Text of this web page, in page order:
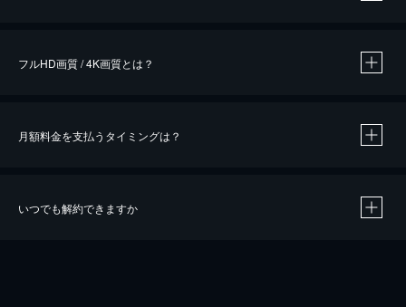
※40％ポイント還元の対象は、クレジットカード決済による作品の購入 / レンタルです。
フルHD画質 / 4K画質とは？
月額料金を支払うタイミングは？
いつでも解約できますか